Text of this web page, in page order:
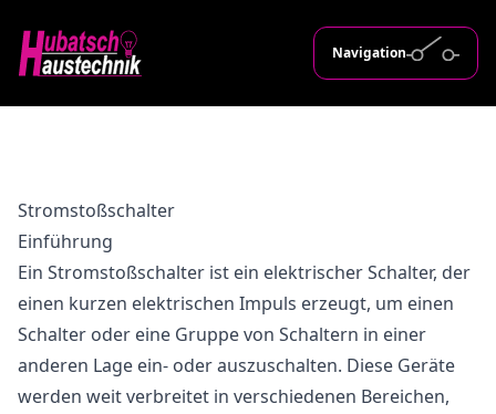
Navigation
Stromstoßschalter
Einführung
Ein Stromstoßschalter ist ein elektrischer Schalter, der
einen kurzen elektrischen Impuls erzeugt, um einen
Schalter oder eine Gruppe von Schaltern in einer
anderen Lage ein- oder auszuschalten. Diese Geräte
werden weit verbreitet in verschiedenen Bereichen,